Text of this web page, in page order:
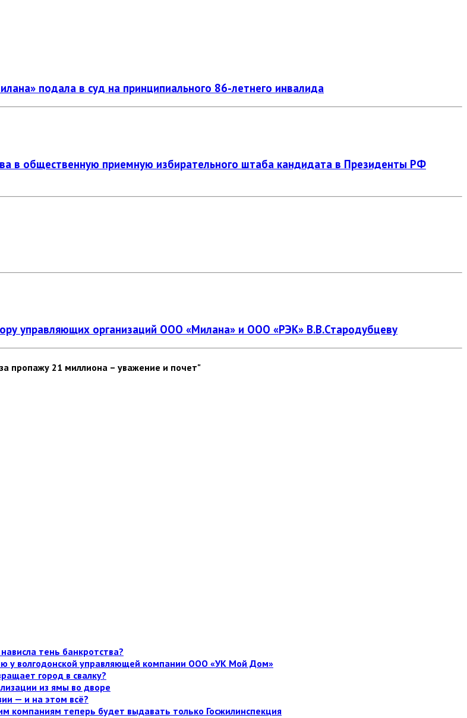
подала в суд на принципиального 86­-летнего инвалида
в общественную приемную избирательного штаба кандидата в Президенты РФ
управляющих организаций ООО «Милана» и ООО «РЭК» В.В.Стародубцеву
пропажу 21 миллиона – уважение и почет"
тень банкротства?
у волгодонской управляющей компании ООО «УК Мой Дом»
город в свалку?
из ямы во дворе
— и на этом всё?
компаниям теперь будет выдавать только Госжилинспекция